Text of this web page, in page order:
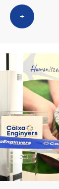
+